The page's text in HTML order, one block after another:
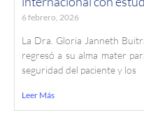
6 febrero, 2026
La Dra. Gloria Janneth
regresó a su alma mater
seguridad del paciente y los
Leer Más